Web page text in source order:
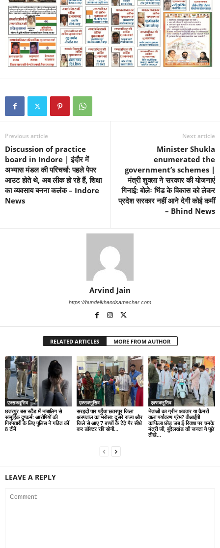
Previous article
Discussion of practice
board in Indore | इंदौर में
अभ्यास मंडल की परिचर्चा: पहले पेपर
आउट होते थे, अब लीक हो रहे हैं, शिक्षा
का व्यवसाय बनना कलंक – Indore
News
Next article
Minister Shukla
enumerated the
government’s schemes |
मंत्री शुक्ला ने सरकार की योजनाएं
गिनाई: बोलेः भिंड के विकास को लेकर
प्रदेश सरकार नहीं आने देगी कोई कमीं
– Bhind News
Arvind Jain
https://bundelkhandsamachar.com
RELATED ARTICLES MORE FROM AUTHOR
एक्सक्लूसिव
छतरपुर बस स्टैंड में नाबालिग से
सामूहिक दुष्कर्म: आरोपियों की
गिरफ्तारी के लिए पुलिस ने गठित कीं
8 टीमें
एक्सक्लूसिव
सरहदों पार पहुँचा छतरपुर जिला
अस्पताल का भरोसा: दूसरे राज्य और
जिले से आए 7 बच्चों के टेढ़े पैर सीधे
कर डॉक्टर रवि सोनी...
एक्सक्लूसिव
नेताओं का ग्रीन अवतार या कैमरों
वाला पर्यावरण प्रेम? वीआईपी
काफिला छोड़ जब ई-रिक्शा पर चमके
मंत्री जी, बुंदेलखंड की जनता ने पूछे
तीखे...
LEAVE A REPLY